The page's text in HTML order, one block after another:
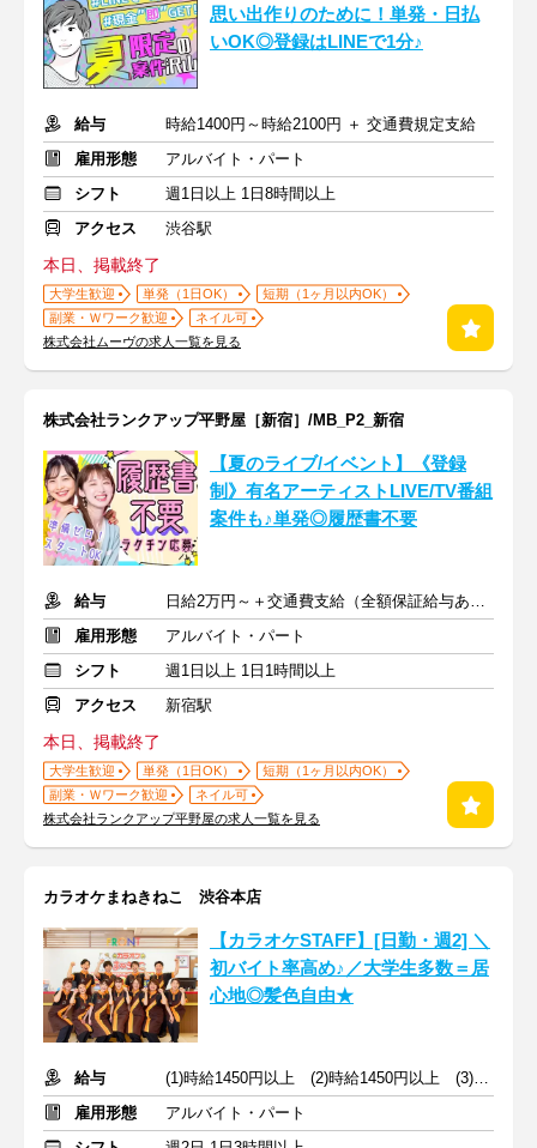
思い出作りのために！単発・日払
いOK◎登録はLINEで1分♪
給与
時給1400円～時給2100円 ＋ 交通費規定支給
雇用形態
アルバイト・パート
シフト
週1日以上 1日8時間以上
アクセス
渋谷駅
本日、掲載終了
大学生歓迎 単発（1日OK）
短期（1ヶ月以内OK）
副業・Ｗワーク歓迎
ネイル可
株式会社ムーヴの求人一覧を見る
株式会社ランクアップ平野屋［新宿］/MB_P2_新宿
【夏のライブ/イベント】《登録
制》有名アーティストLIVE/TV番組
案件も♪単発◎履歴書不要
給与
日給2万円～＋交通費支給（全額保証給与あり）
雇用形態
アルバイト・パート
シフト
週1日以上 1日1時間以上
アクセス
新宿駅
本日、掲載終了
大学生歓迎 単発（1日OK）
短期（1ヶ月以内OK）
副業・Ｗワーク歓迎
ネイル可
株式会社ランクアップ平野屋の求人一覧を見る
カラオケまねきねこ 渋谷本店
【カラオケSTAFF】[日勤・週2] ＼
初バイト率高め♪／大学生多数＝居
心地◎髪色自由★
給与
(1)時給1450円以上 (2)時給1450円以上 (3)時給1300円以上
雇用形態
アルバイト・パート